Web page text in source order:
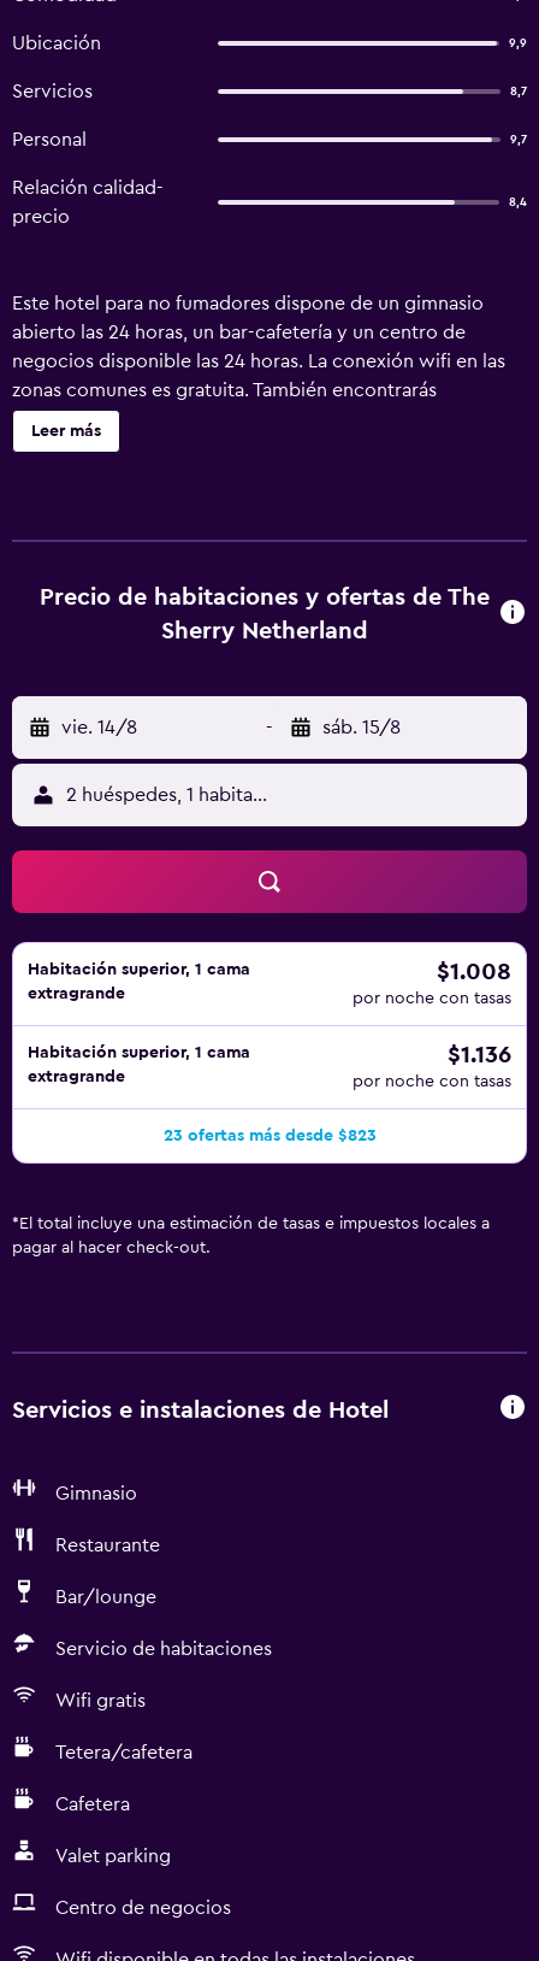
Ubicación 9,9
Servicios 8,7
Personal 9,7
Relación calidad-
precio
8,4
Este hotel para no fumadores dispone de un gimnasio
abierto las 24 horas, un bar-cafetería y un centro de
negocios disponible las 24 horas. La conexión wifi en las
zonas comunes es gratuita. También encontrarás
aparcamiento con asistencia, un centro de negocios y
servicios de conserjería. The Sherry Netherland ofrece 50
ofrece una televisión de pantalla plana de 50 pulgadas con
canales por cable de suscripción. Se ofrece frigorífico y
personal de diseño. Este hotel en Nueva York ofrece
acceso a Internet wifi gratis. Los servicios para las
personas de negocios incluyen escritorio y teléfono; se
ofrecen llamadas locales gratuitas (pueden existir
restricciones). Las habitaciones también incluyen botella
de agua gratuita y secador de pelo. Es posible solicitar
masajes en la habitación, juegos de cama hipoalergénicos
y tabla de planchar con plancha. Se ofrece servicio
nocturno de descubierta y servicio de limpieza todos los
días. Los servicios de ocio y esparcimiento en este hotel
incluyen gimnasio abierto las 24 horas.
Leer más
Precio de habitaciones y ofertas de The
Sherry Netherland
vie. 14/8 - sáb. 15/8
2 huéspedes, 1 habitación
Habitación superior, 1 cama
extragrande
$1.008
por noche con tasas
Habitación superior, 1 cama
extragrande
$1.136
por noche con tasas
23 ofertas más desde $823
* El total incluye una estimación de tasas e impuestos locales a
pagar al hacer check-out.
Servicios e instalaciones de Hotel
Gimnasio
Restaurante
Bar/lounge
Servicio de habitaciones
Wifi gratis
Tetera/cafetera
Cafetera
Valet parking
Centro de negocios